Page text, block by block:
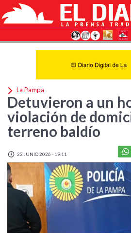
La Pampa
Detuvieron a un
violación de
terreno baldío
23 JUNIO 2026 - 19:11